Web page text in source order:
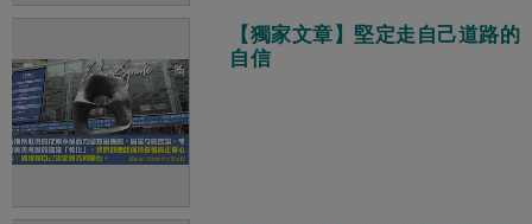
【獨家文章】堅定走自己道路的
自信